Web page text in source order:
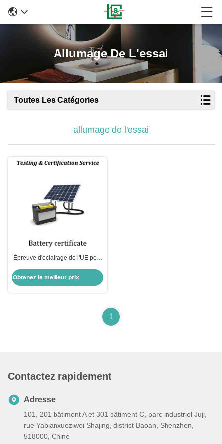
Allumage De L'essai
Toutes Les Catégories
allumage de l'essai
Épreuve d'éclairage de l'UE pour
LVD 2014/35/UE
Obtenez le meilleur prix
1
Contactez rapidement
Adresse
101, 201 bâtiment A et 301 bâtiment C, parc industriel Juji,
rue Yabianxueziwei Shajing, district Baoan, Shenzhen,
518000, Chine